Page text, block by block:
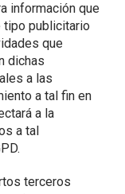
información que
tipo publicitario
que
dichas
a las
a tal fin en
a la
a tal
terceros